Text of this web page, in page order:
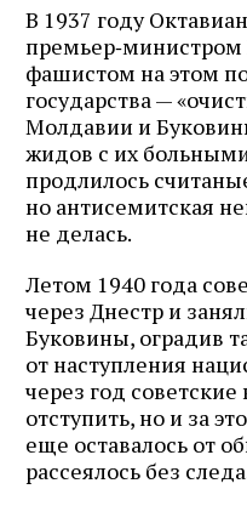
В 1937 году
фашистом на этом
государства —
Молдавии и
жидов с их
продлилось
но антисемитская
не делась.
Летом 1940 года
через Днестр и
Буковины, оградив
от наступления
через год
отступить, но и за
еще оставалось от
рассеялось без